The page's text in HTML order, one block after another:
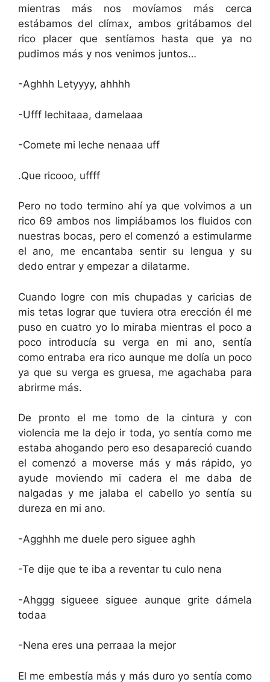
mientras más nos movíamos más cerca
estábamos del clímax, ambos gritábamos del
rico placer que sentíamos hasta que ya no
pudimos más y nos venimos juntos…
-Aghhh Letyyyy, ahhhh
-Ufff lechitaaa, damelaaa
-Comete mi leche nenaaa uff
.Que ricooo, uffff
Pero no todo termino ahí ya que volvimos a un
rico 69 ambos nos limpiábamos los fluidos con
nuestras bocas, pero el comenzó a estimularme
el ano, me encantaba sentir su lengua y su
dedo entrar y empezar a dilatarme.
Cuando logre con mis chupadas y caricias de
mis tetas lograr que tuviera otra erección él me
puso en cuatro yo lo miraba mientras el poco a
poco introducía su verga en mi ano, sentía
como entraba era rico aunque me dolía un poco
ya que su verga es gruesa, me agachaba para
abrirme más.
De pronto el me tomo de la cintura y con
violencia me la dejo ir toda, yo sentía como me
estaba ahogando pero eso desapareció cuando
el comenzó a moverse más y más rápido, yo
ayude moviendo mi cadera el me daba de
nalgadas y me jalaba el cabello yo sentía su
dureza en mi ano.
-Agghhh me duele pero siguee aghh
-Te dije que te iba a reventar tu culo nena
-Ahggg sigueee siguee aunque grite dámela
todaa
-Nena eres una perraaa la mejor
El me embestía más y más duro yo sentía como